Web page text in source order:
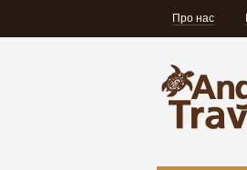
Про нас